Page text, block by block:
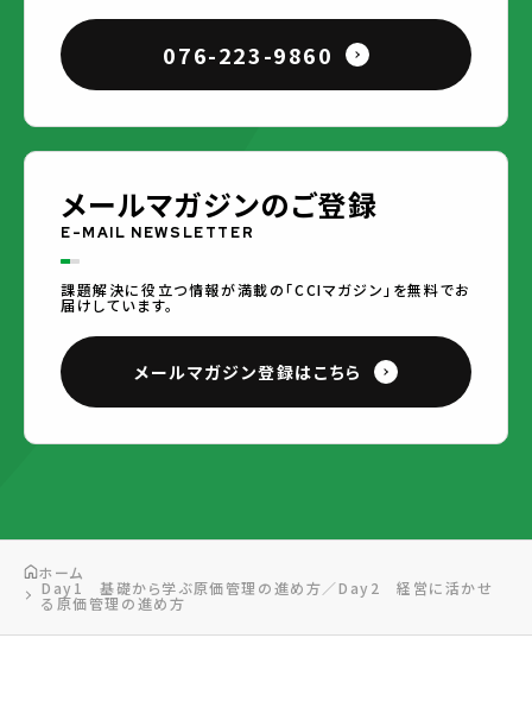
076-223-9860
メールマガジンのご登録
E-MAIL NEWSLETTER
課題解決に役立つ情報が満載の「CCIマガジン」を無料でお
届けしています。
メールマガジン登録はこちら
ホーム
Day1 基礎から学ぶ原価管理の進め方／Day2 経営に活かせ
る原価管理の進め方